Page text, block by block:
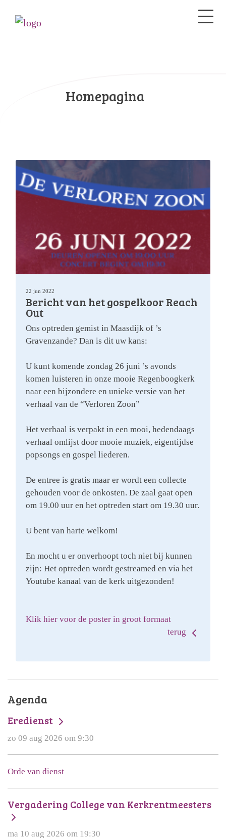
Homepagina
22 jun 2022
Bericht van het gospelkoor Reach
Out
Ons optreden gemist in Maasdijk of ’s
Gravenzande? Dan is dit uw kans:
U kunt komende zondag 26 juni ’s avonds
komen luisteren in onze mooie Regenboogkerk
naar een bijzondere en unieke versie van het
verhaal van de “Verloren Zoon”
Het verhaal is verpakt in een mooi, hedendaags
verhaal omlijst door mooie muziek, eigentijdse
popsongs en gospel liederen.
De entree is gratis maar er wordt een collecte
gehouden voor de onkosten. De zaal gaat open
om 19.00 uur en het optreden start om 19.30 uur.
U bent van harte welkom!
En mocht u er onverhoopt toch niet bij kunnen
zijn: Het optreden wordt gestreamed en via het
Youtube kanaal van de kerk uitgezonden!
Klik hier voor de poster in groot formaat
terug
Agenda
Eredienst
zo 09 aug 2026 om 9:30
Orde van dienst
Vergadering College van Kerkrentmeesters
ma 10 aug 2026 om 19:30